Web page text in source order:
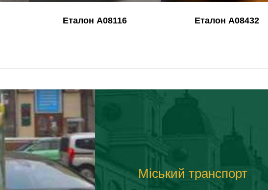
Еталон А08116 Еталон А08432
Міський транспорт